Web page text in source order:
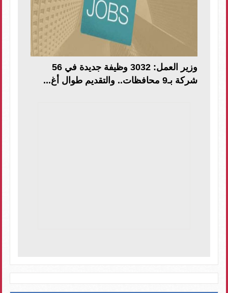
وزير العمل: 3032 وظيفة جديدة في 56
شركة بـ9 محافظات.. والتقديم طوال أغ...